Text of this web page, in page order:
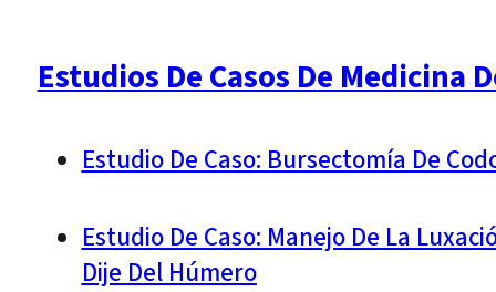
Estudios De Casos De Medicina
Estudio De Caso: Bursectomía De
Estudio De Caso: Manejo De La
Dije Del Húmero